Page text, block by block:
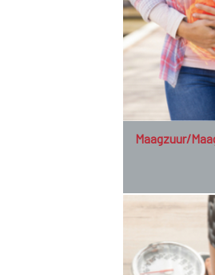
Maagzuur/